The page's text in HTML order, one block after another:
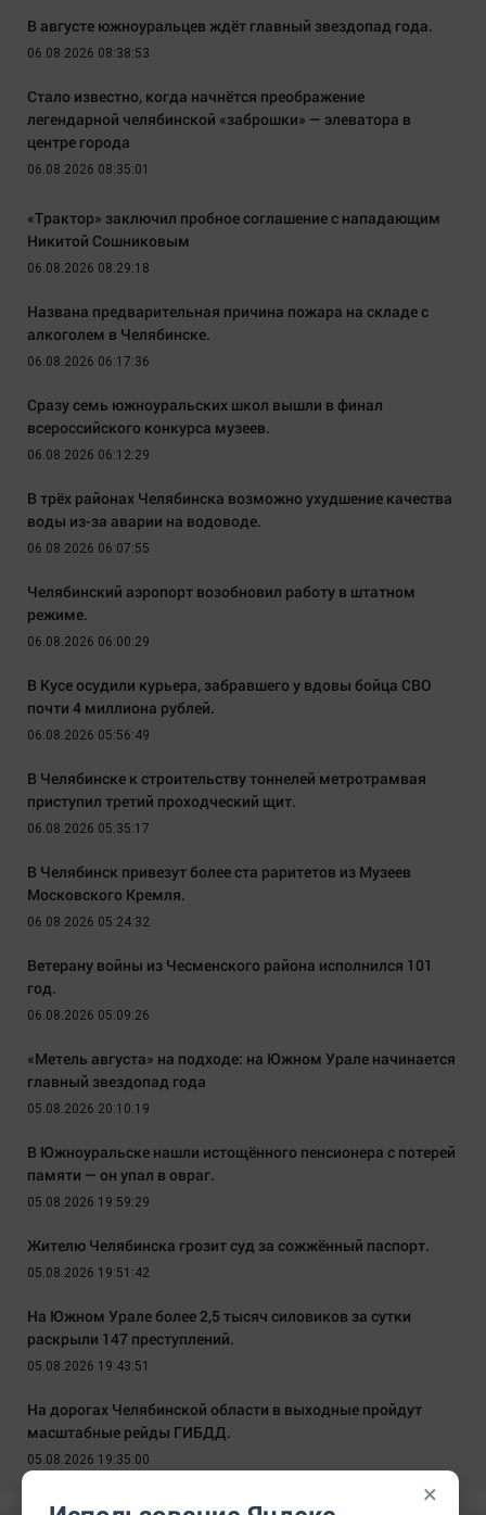
В августе южноуральцев ждёт главный звездопад года.
06.08.2026 08:38:53
Стало известно, когда начнётся преображение
легендарной челябинской «заброшки» — элеватора в
центре города
06.08.2026 08:35:01
«Трактор» заключил пробное соглашение с нападающим
Никитой Сошниковым
06.08.2026 08:29:18
Названа предварительная причина пожара на складе с
алкоголем в Челябинске.
06.08.2026 06:17:36
Сразу семь южноуральских школ вышли в финал
всероссийского конкурса музеев.
06.08.2026 06:12:29
В трёх районах Челябинска возможно ухудшение качества
воды из-за аварии на водоводе.
06.08.2026 06:07:55
Челябинский аэропорт возобновил работу в штатном
режиме.
06.08.2026 06:00:29
В Кусе осудили курьера, забравшего у вдовы бойца СВО
почти 4 миллиона рублей.
06.08.2026 05:56:49
В Челябинске к строительству тоннелей метротрамвая
приступил третий проходческий щит.
06.08.2026 05:35:17
В Челябинск привезут более ста раритетов из Музеев
Московского Кремля.
06.08.2026 05:24:32
Ветерану войны из Чесменского района исполнился 101
год.
06.08.2026 05:09:26
«Метель августа» на подходе: на Южном Урале начинается
главный звездопад года
05.08.2026 20:10:19
В Южноуральске нашли истощённого пенсионера с потерей
памяти — он упал в овраг.
05.08.2026 19:59:29
Жителю Челябинска грозит суд за сожжённый паспорт.
05.08.2026 19:51:42
На Южном Урале более 2,5 тысяч силовиков за сутки
раскрыли 147 преступлений.
05.08.2026 19:43:51
На дорогах Челябинской области в выходные пройдут
масштабные рейды ГИБДД.
05.08.2026 19:35:00
×